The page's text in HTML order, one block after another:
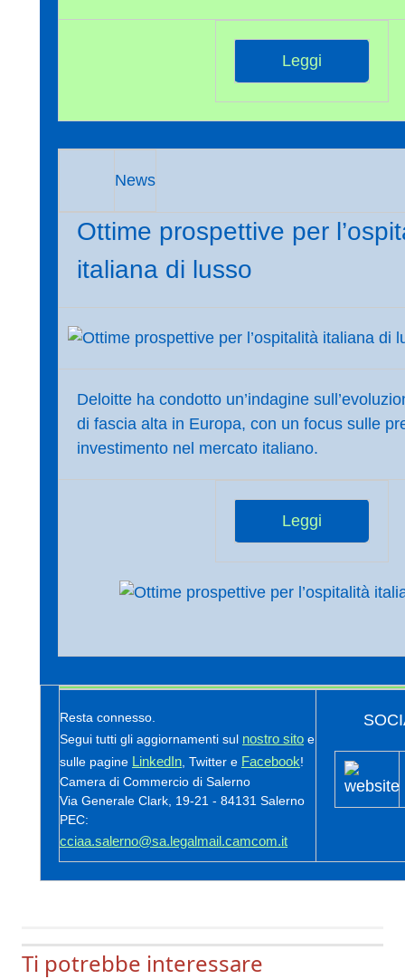
Leggi
News
Ottime prospettive per
italiana di lusso
Deloitte ha condotto un’indagine
di fascia alta in Europa, con un focus sulle
investimento nel mercato italiano.
Leggi
Resta connesso.
Segui tutti gli aggiornamenti sul nostro sito e
sulle pagine LinkedIn , Twitter e Facebook!
Camera di Commercio di Salerno
Via Generale Clark, 19-21 - 84131 Salerno
PEC:
cciaa.salerno@sa.legalmail.camcom.it
Ti potrebbe interessare